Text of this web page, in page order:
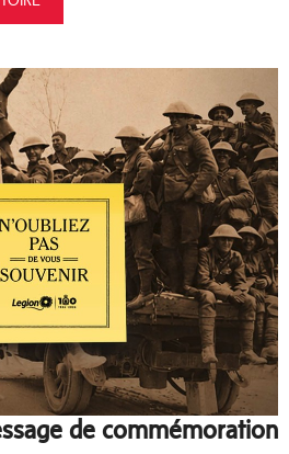
de commémoration